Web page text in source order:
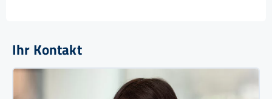
Ihr Kontakt